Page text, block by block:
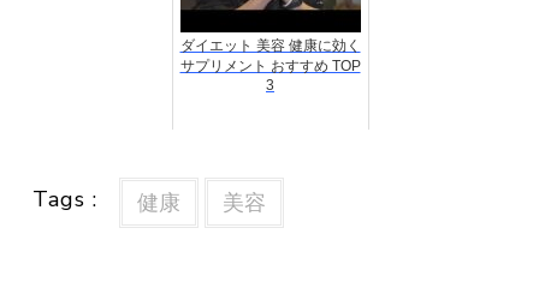
ダイエット 美容 健康に効く
サプリメント おすすめ TOP
3
Tags : 健康 美容